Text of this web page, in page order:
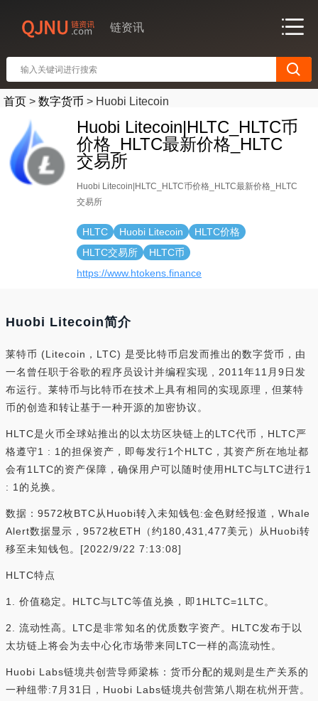
链资讯
首页 > 数字货币 > Huobi Litecoin
Huobi Litecoin|HLTC_HLTC币
价格_HLTC最新价格_HLTC
交易所
Huobi Litecoin|HLTC_HLTC币价格_HLTC最新价格_HLTC
交易所
HLTC Huobi Litecoin
HLTC价格
HLTC交易所
HLTC币
https://www.htokens.finance
Huobi Litecoin简介
莱特币 (Litecoin，LTC) 是受比特币启发而推出的数字货币，由
一名曾任职于谷歌的程序员设计并编程实现 , 2011年11月9日发
布运行。莱特币与比特币在技术上具有相同的实现原理，但莱特
币的创造和转让基于一种开源的加密协议。
HLTC是火币全球站推出的以太坊区块链上的LTC代币，HLTC严
格遵守1 : 1的担保资产，即每发行1个HLTC，其资产所在地址都
会有1LTC的资产保障，确保用户可以随时使用HLTC与LTC进行1
: 1的兑换。
数据：9572枚BTC从Huobi转入未知钱包:金色财经报道，Whale
Alert数据显示，9572枚ETH（约180,431,477美元）从Huobi转
移至未知钱包。[2022/9/22 7:13:08]
HLTC特点
1. 价值稳定。HLTC与LTC等值兑换，即1HLTC=1LTC。
2. 流动性高。LTC是非常知名的优质数字资产。HLTC发布于以
太坊链上将会为去中心化市场带来同LTC一样的高流动性。
Huobi Labs链境共创营导师梁栋：货币分配的规则是生产关系的
一种纽带:7月31日，Huobi Labs链境共创营第八期在杭州开营。